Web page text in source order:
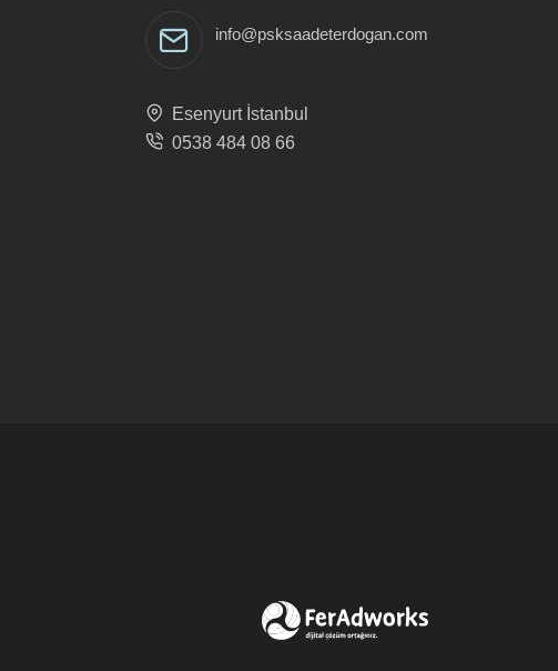
info@psksaadeterdogan.com
Esenyurt İstanbul
0538 484 08 66